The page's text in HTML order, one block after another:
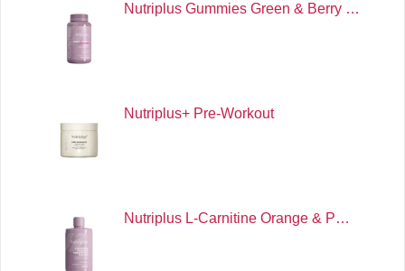
Nutriplus Gummies Green & Berry …
Nutriplus+ Pre-Workout
Nutriplus L-Carnitine Orange & P…